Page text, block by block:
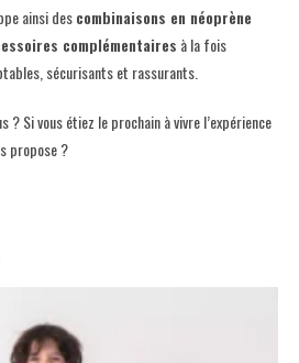
ainsi descombinaisons en néoprène
complémentaires à la fois
sécurisants et rassurants.
? Si vous étiez le prochain à vivre l’expérience
propose ?